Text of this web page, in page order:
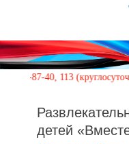
40, 113 (круглосуточно)
детей